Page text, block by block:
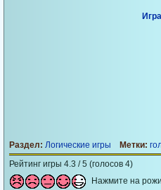
Раздел: Логические игры Метки:
Рейтинг игры 4.3 / 5 (голосов 4)
Нажмите на